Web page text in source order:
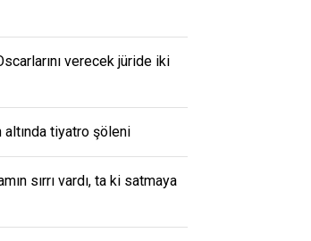
verecek jüride iki
altında tiyatro şöleni
sırrı vardı, ta ki satmaya